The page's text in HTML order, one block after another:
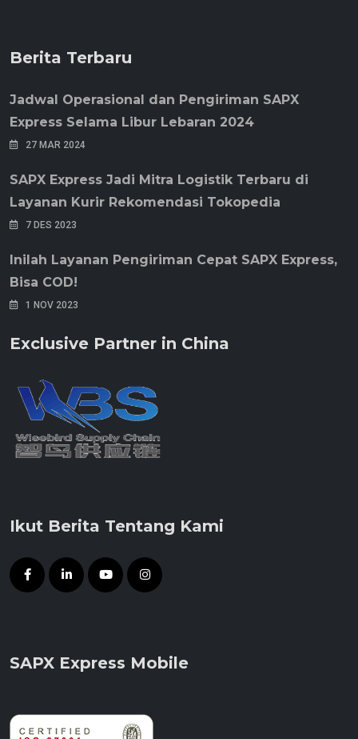
Berita Terbaru
Jadwal Operasional dan Pengiriman SAPX
Express Selama Libur Lebaran 2024
27 MAR 2024
SAPX Express Jadi Mitra Logistik Terbaru di
Layanan Kurir Rekomendasi Tokopedia
7 DES 2023
Inilah Layanan Pengiriman Cepat SAPX Express,
Bisa COD!
1 NOV 2023
Exclusive Partner in China
Ikut Berita Tentang Kami
SAPX Express Mobile